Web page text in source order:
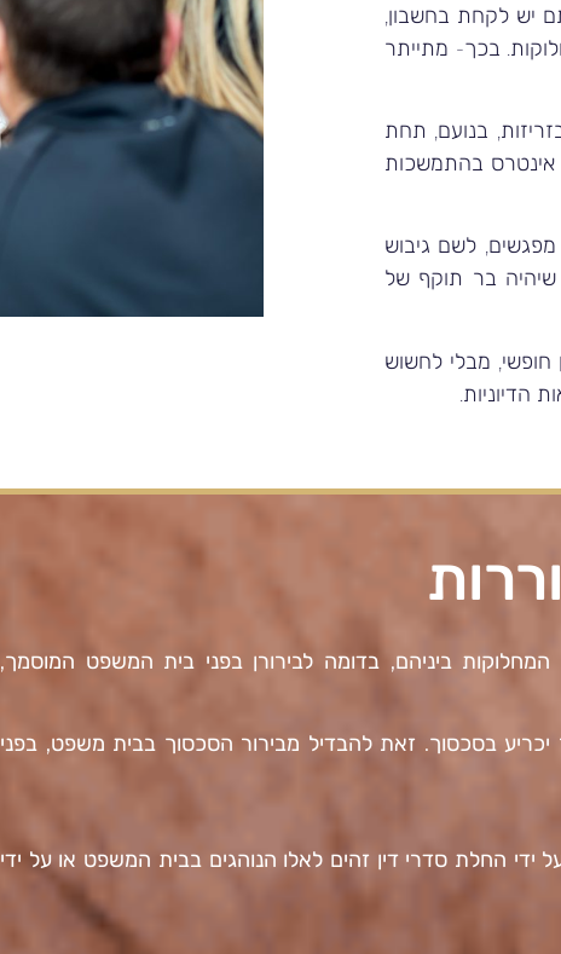
יש לקחת בחשבון,
בכך- מתייתר
בנועם, תחת
אינטרס בהתמשכות
מפגשים, לשם גיבוש
שיהיה בר תוקף של
מבלי לחשוש
הדיוניות.
ביניהם, בדומה לבירורן בפני בית המשפט המוסמך,
בסכסוך. זאת להבדיל מבירור הסכסוך בבית משפט, בפני
ידי החלת סדרי דין זהים לאלו הנוהגים בבית המשפט או על ידי